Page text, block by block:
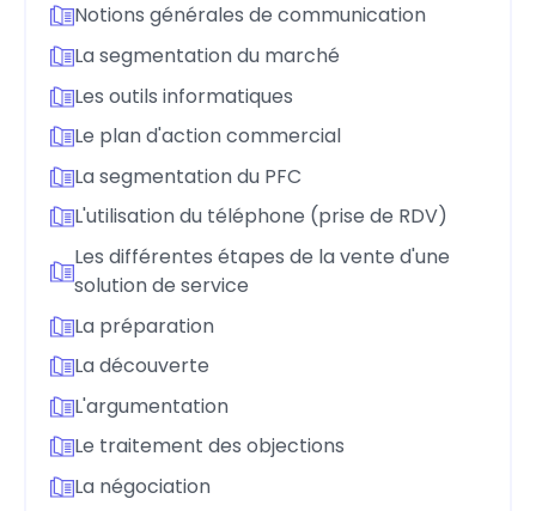
Notions générales de communication
La segmentation du marché
Les outils informatiques
Le plan d'action commercial
La segmentation du PFC
L'utilisation du téléphone (prise de RDV)
Les différentes étapes de la vente d'une
solution de service
La préparation
La découverte
L'argumentation
Le traitement des objections
La négociation